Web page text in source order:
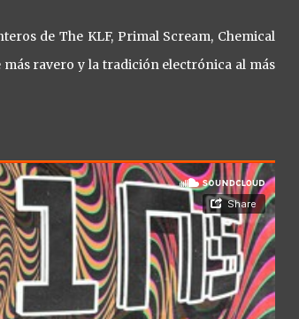
de The KLF, Primal Scream, Chemical
ravero y la tradición electrónica al más